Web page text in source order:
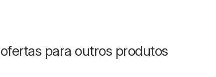
para outros produtos